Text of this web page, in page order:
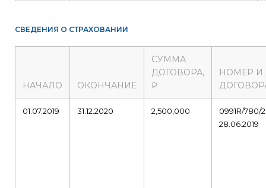
СВЕДЕНИЯ О СТРАХОВАНИИ
НАЧАЛО ОКОНЧАНИЕ
СУММА
ДОГОВОРА,
₽
НОМЕР И
01.07.2019 31.12.2020 2,500,000
0991R/780/
28.06.2019